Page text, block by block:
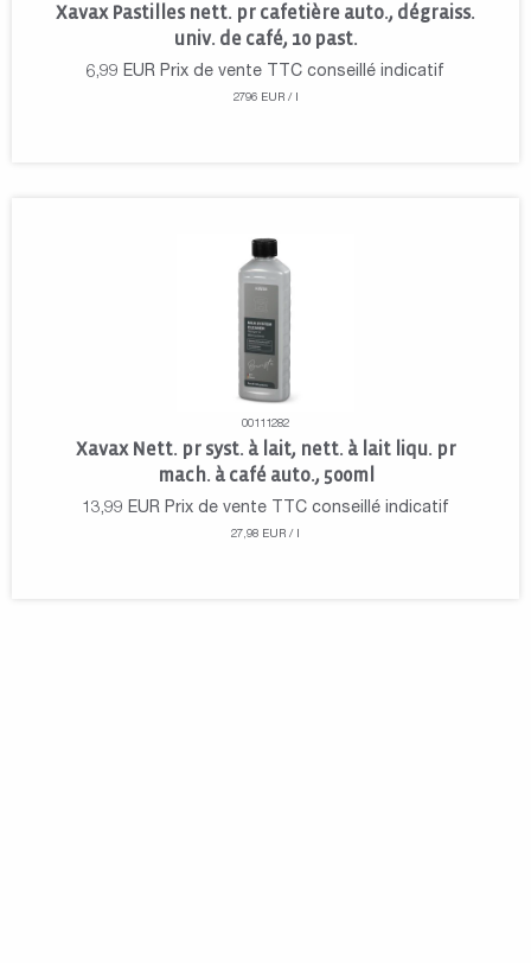
Xavax Pastilles nett. pr cafetière auto., dégraiss.
univ. de café, 10 past.
6,99 EUR Prix de vente TTC conseillé indicatif
2796 EUR / l
00111282
Xavax Nett. pr syst. à lait, nett. à lait liqu. pr
mach. à café auto., 500ml
13,99 EUR Prix de vente TTC conseillé indicatif
27,98 EUR / l